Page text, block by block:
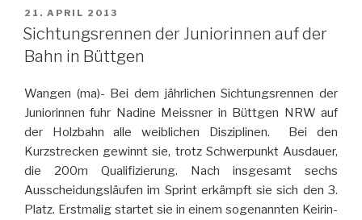
VERÖFFENTLICHT
AM
21. APRIL 2013
Sichtungsrennen der Juniorinnen auf der
Bahn in Büttgen
Wangen (ma)- Bei dem jährlichen Sichtungsrennen der
Juniorinnen fuhr Nadine Meissner in Büttgen NRW auf
der Holzbahn alle weiblichen Disziplinen. Bei den
Kurzstrecken gewinnt sie, trotz Schwerpunkt Ausdauer,
die 200m Qualifizierung. Nach insgesamt sechs
Ausscheidungsläufen im Sprint erkämpft sie sich den 3.
Platz. Erstmalig startet sie in einem sogenannten Keirin-